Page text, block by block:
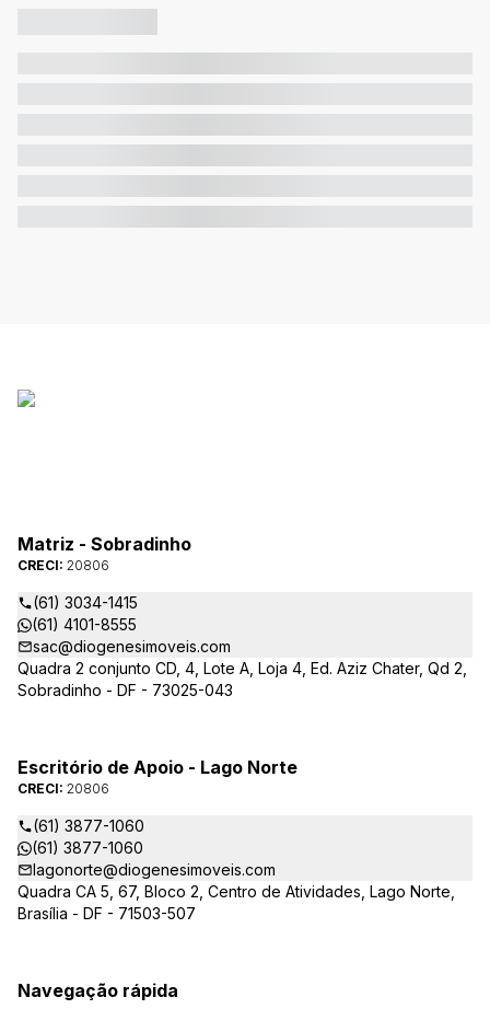
Matriz - Sobradinho
CRECI: 20806
(61) 3034-1415
(61) 4101-8555
sac@diogenesimoveis.com
Quadra 2 conjunto CD, 4, Lote A, Loja 4, Ed. Aziz Chater, Qd 2,
Sobradinho - DF - 73025-043
Escritório de Apoio - Lago Norte
CRECI: 20806
(61) 3877-1060
(61) 3877-1060
lagonorte@diogenesimoveis.com
Quadra CA 5, 67, Bloco 2, Centro de Atividades, Lago Norte,
Brasília - DF - 71503-507
Navegação rápida